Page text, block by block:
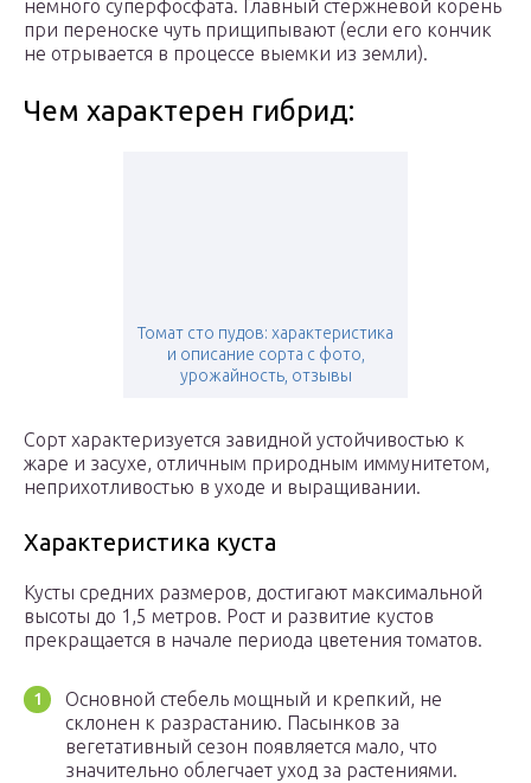
немного суперфосфата. Главный стержневой корень
при переноске чуть прищипывают (если его кончик
не отрывается в процессе выемки из земли).
Чем характерен гибрид:
Томат сто пудов: характеристика
и описание сорта с фото,
урожайность, отзывы
Сорт характеризуется завидной устойчивостью к
жаре и засухе, отличным природным иммунитетом,
неприхотливостью в уходе и выращивании.
Характеристика куста
Кусты средних размеров, достигают максимальной
высоты до 1,5 метров. Рост и развитие кустов
прекращается в начале периода цветения томатов.
Основной стебель мощный и крепкий, не
склонен к разрастанию. Пасынков за
вегетативный сезон появляется мало, что
значительно облегчает уход за растениями.